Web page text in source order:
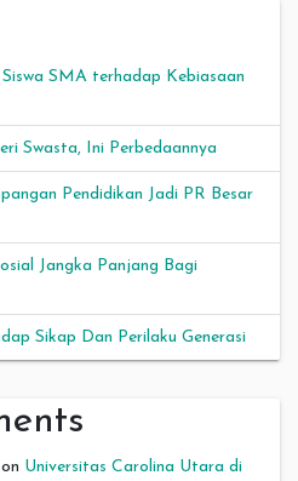
SMA terhadap Kebiasaan
Swasta, Ini Perbedaannya
Pendidikan Jadi PR Besar
Jangka Panjang Bagi
Sikap Dan Perilaku Generasi
on Universitas Carolina Utara di